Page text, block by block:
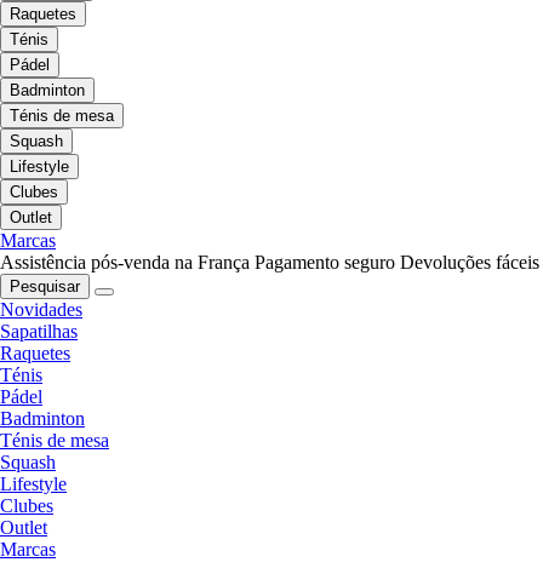
Raquetes
Ténis
Pádel
Badminton
Ténis de mesa
Squash
Lifestyle
Clubes
Outlet
Marcas
Assistência pós-venda na França Pagamento seguro Devoluções fáceis
Pesquisar
Novidades
Sapatilhas
Raquetes
Ténis
Pádel
Badminton
Ténis de mesa
Squash
Lifestyle
Clubes
Outlet
Marcas